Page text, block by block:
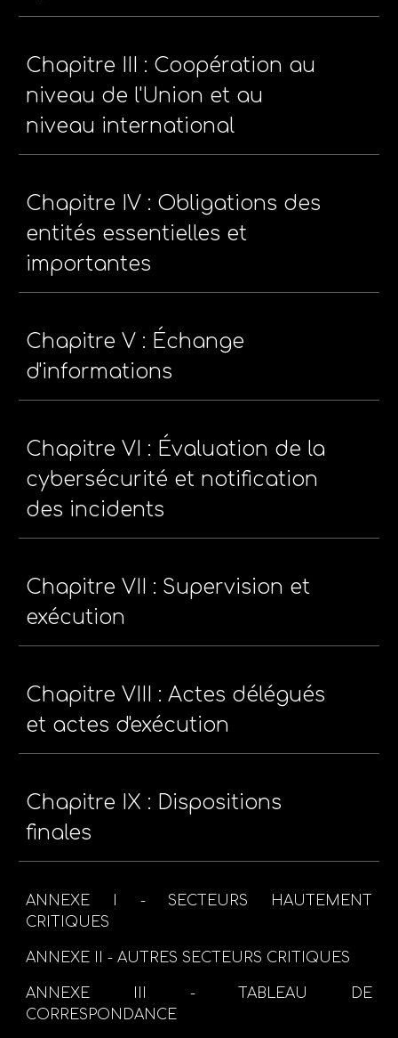
Chapitre III : Coopération au
niveau de l'Union et au
niveau international
Chapitre IV : Obligations des
entités essentielles et
importantes
Chapitre V : Échange
d'informations
Chapitre VI : Évaluation de la
cybersécurité et notification
des incidents
Chapitre VII : Supervision et
exécution
Chapitre VIII : Actes délégués
et actes d'exécution
Chapitre IX : Dispositions
finales
ANNEXE I - SECTEURS HAUTEMENT
CRITIQUES
ANNEXE II - AUTRES SECTEURS CRITIQUES
ANNEXE III - TABLEAU DE
CORRESPONDANCE